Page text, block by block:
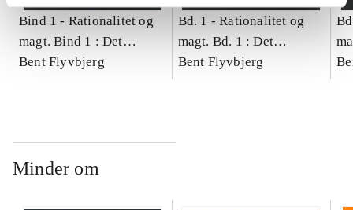
Bind 1 - Rationalitet og
magt. Bind 1 : Det
konkretes videnskab
Bent Flyvbjerg
Bd. 1 -Rationalitet og
magt. Bd. 1 : Det
konkretes videnskab
Bent Flyvbjerg
Minder om